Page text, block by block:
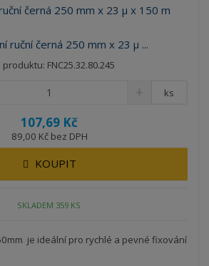
ruční černá 250 mm x 23 μ ...
produktu: FNC25.32.80.245
107,69 Kč
89,00 Kč bez DPH
ks
KOUPIT
SKLADEM 359 KS
je ideální pro rychlé a pevné fixování